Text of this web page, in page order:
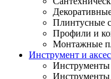
Плинтусные
Профили и
Монтажные
Инструмент и
Инструменты
Инструменты